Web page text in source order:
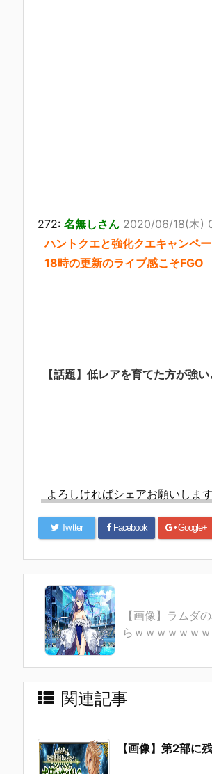
272: 名無しさん 2020/06/18(木)
ハントクエと強化クエキャンペ
18時の更新のライブ感こそFGO
【話題】低レアを育てた方が強
よろしければシェアお願いします
Twitter Facebook Google+
【画像】ラムダ
らｗｗｗｗｗｗ
関連記事
【画像】第2部に